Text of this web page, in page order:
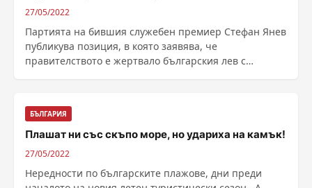
27/05/2022
Партията на бившия служебен премиер Стефан Янев
публикува позиция, в която заявява, че
правителството е жертвало българския лев с
БЪЛГАРИЯ
Плашат ни със скъпо море, но удариха на камък!
27/05/2022
Нередности по българските плажове, дни преди